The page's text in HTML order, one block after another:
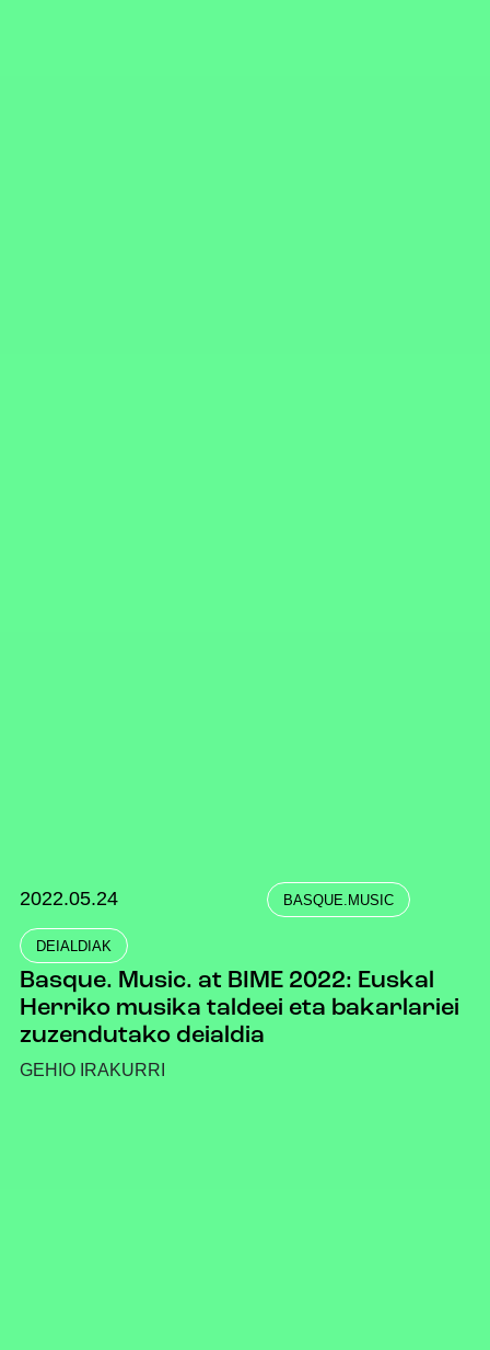
2022.05.24 BASQUE.MUSIC
DEIALDIAK
Basque. Music. at BIME 2022: Euskal
Herriko musika taldeei eta bakarlariei
zuzendutako deialdia
GEHIO IRAKURRI